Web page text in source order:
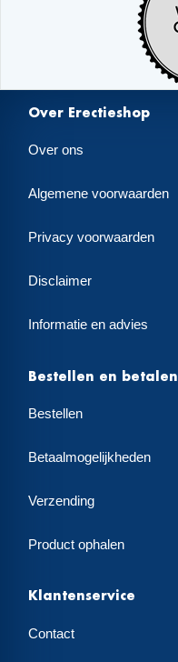
Over Erectieshop
Over ons
Algemene voorwaarden
Privacy voorwaarden
Disclaimer
Informatie en advies
Bestellen en betalen
Bestellen
Betaalmogelijkheden
Verzending
Product ophalen
Klantenservice
Contact